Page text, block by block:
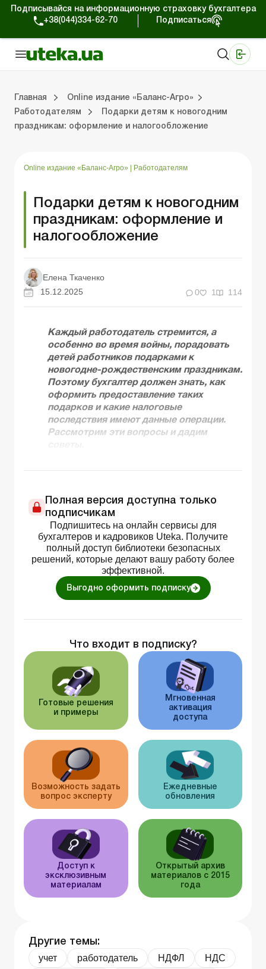
Подписывайся на информационную страховку бухгалтера
+38(044)334-62-70
Подписаться
Главная
Online издание «Баланс-Агро»
Работодателям
Подарки детям к новогодним
праздникам: оформление и налогообложение
Online издание «Баланс-Агро» Работодателям
Подарки детям к новогодним
праздникам: оформление и
налогообложение
Елена Ткаченко
15.12.2025
0 1 114
Каждый работодатель стремится, а
особенно во время войны, порадовать
детей работников подарками к
новогодне-рождественским праздникам.
Поэтому бухгалтер должен знать, как
оформить предоставление таких
подарков и какие налоговые
последствия имеют данные операции.
Рассмотрим эти вопросы и дадим
Полная версия доступна только
подписчикам
Подпишитесь на онлайн сервисы для
бухгалтеров и кадровиков Uteka. Получите
полный доступ библиотеки безопасных
решений, которые делают вашу работу более
эффективной.
Выгодно оформить подписку
Что входит в подписку?
Готовые решения
и примеры
Мгновенная
активация
доступа
Возможность задать
вопрос эксперту
Ежедневные
обновления
Доступ к
эксклюзивным
материалам
Открытый архив
материалов с 2015
года
Другие темы:
учет работодатель НДФЛ
НДС